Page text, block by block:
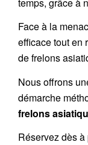
Face à la
efficace tout en
defrelons
Nous offrons
démarche
frelons
Réservezdès à